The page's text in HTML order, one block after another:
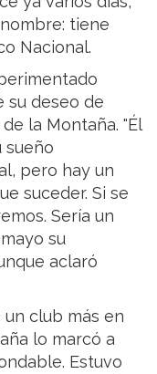
tiene
Nacional.
su deseo de
la Montaña. "Él
sueño
pero hay un
suceder. Si se
Sería un
su
aclaró
un club más en
lo marcó a
Estuvo